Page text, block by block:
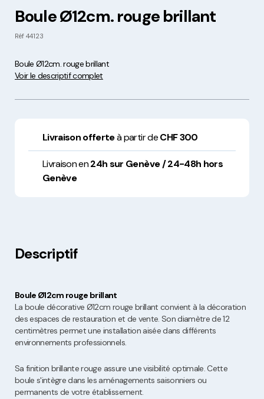
Boule Ø12cm. rouge brillant
Réf 44123
Boule Ø12cm. rouge brillant
Voir le descriptif complet
Livraison offerteà partir deCHF 300
Livraison en24h sur Genève / 24-48h hors
Genève
Descriptif
Boule Ø12cm rouge brillant
La boule décorative Ø12cm rouge brillant convient à la décoration
des espaces de restauration et de vente. Son diamètre de 12
centimètres permet une installation aisée dans différents
environnements professionnels.
Sa finition brillante rouge assure une visibilité optimale. Cette
boule s'intègre dans les aménagements saisonniers ou
permanents de votre établissement.